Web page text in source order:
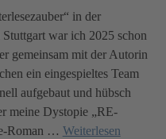
in der
war ich 2025 schon
gemeinsam mit der Autorin
ein eingespieltes Team
aufgebaut und hübsch
meine Dystopie „RE-
Roman … Weiterlesen